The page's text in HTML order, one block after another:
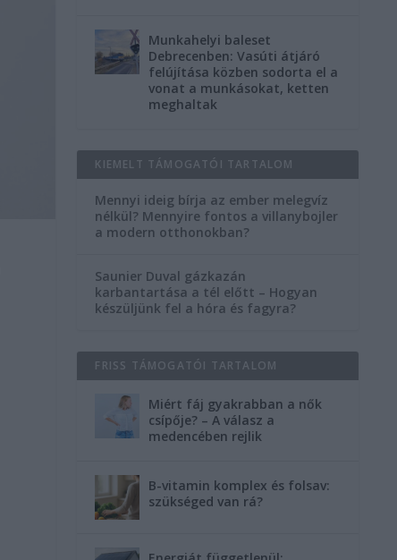
Munkahelyi baleset
Debrecenben: Vasúti átjáró
felújítása közben sodorta el a
vonat a munkásokat, ketten
meghaltak
KIEMELT TÁMOGATÓI TARTALOM
Mennyi ideig bírja az ember melegvíz
nélkül? Mennyire fontos a villanybojler
a modern otthonokban?
Saunier Duval gázkazán
karbantartása a tél előtt – Hogyan
készüljünk fel a hóra és fagyra?
FRISS TÁMOGATÓI TARTALOM
Miért fáj gyakrabban a nők
csípője? – A válasz a
medencében rejlik
B-vitamin komplex és folsav:
szükséged van rá?